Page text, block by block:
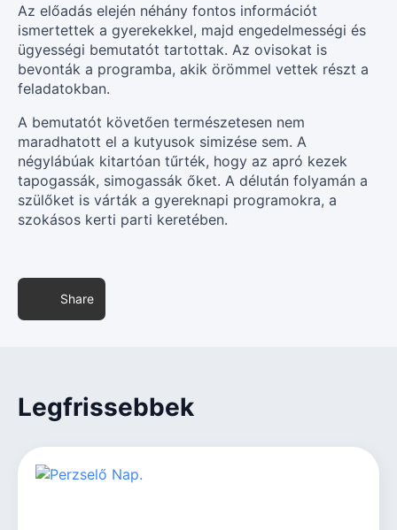
Az előadás elején néhány fontos információt
ismertettek a gyerekekkel, majd engedelmességi és
ügyességi bemutatót tartottak. Az ovisokat is
bevonták a programba, akik örömmel vettek részt a
feladatokban.
A bemutatót követően természetesen nem
maradhatott el a kutyusok simizése sem. A
négylábúak kitartóan tűrték, hogy az apró kezek
tapogassák, simogassák őket. A délután folyamán a
szülőket is várták a gyereknapi programokra, a
szokásos kerti parti keretében.
Share
Legfrissebbek